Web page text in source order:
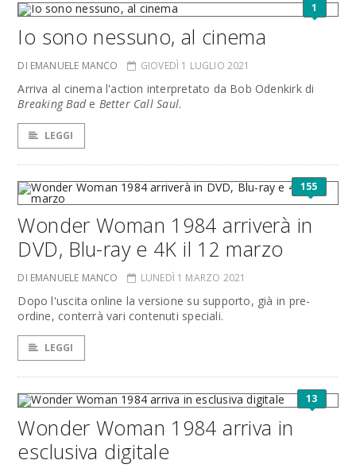
1
Io sono nessuno, al cinema
DI EMANUELE MANCO GIOVEDÌ 1 LUGLIO 2021
Arriva al cinema l'action interpretato da Bob Odenkirk di
Breaking Bade Better Call Saul.
LEGGI
155
Wonder Woman 1984 arriverà in
DVD, Blu-ray e 4K il 12 marzo
DI EMANUELE MANCO LUNEDÌ 1 MARZO 2021
Dopo l'uscita online la versione su supporto, già in pre-
ordine, conterrà vari contenuti speciali.
LEGGI
13
Wonder Woman 1984 arriva in
esclusiva digitale